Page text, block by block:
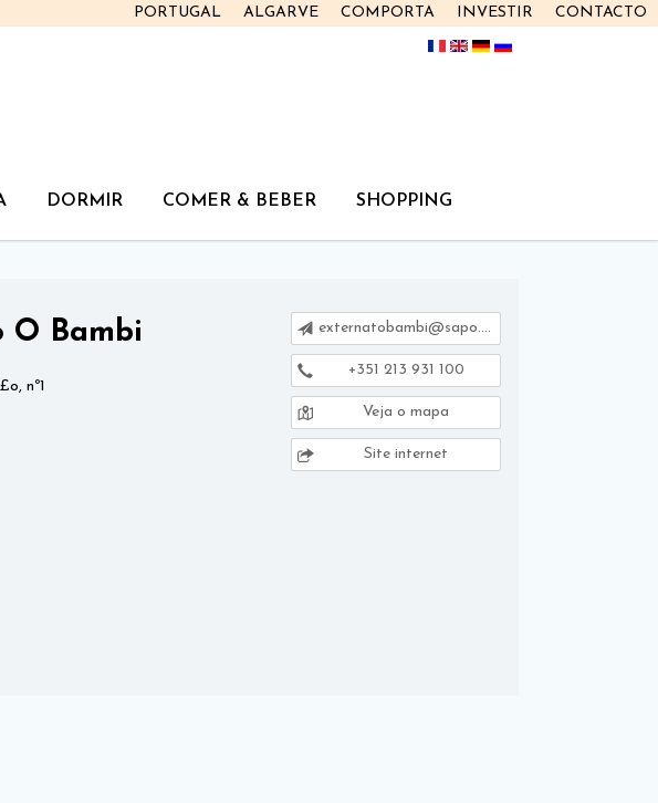
CONTACTO
INVESTIR
COMPORTA
ALGARVE
PORTUGAL
DORMIR COMER & BEBER SHOPPING
O Bambi
nº1
externatobambi@sapo.pt
+351 213 931 100
Veja o mapa
Site internet